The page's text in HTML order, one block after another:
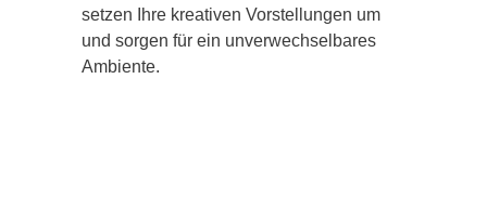
setzen Ihre kreativen Vorstellungen um
und sorgen für ein unverwechselbares
Ambiente.